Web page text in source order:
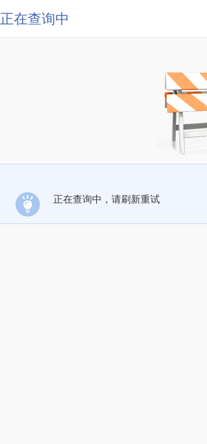
正在查询中
正在查询中，请刷新重试